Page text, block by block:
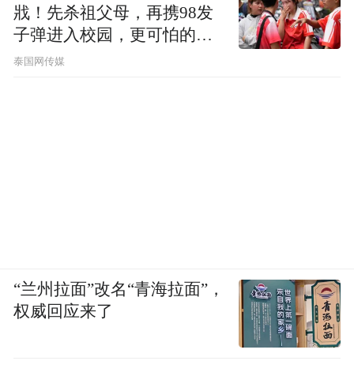
戕！先杀祖父母，再携98发
子弹进入校园，更可怕的细
节公布了
泰国网传媒
“兰州拉面”改名“青海拉面”，
权威回应来了